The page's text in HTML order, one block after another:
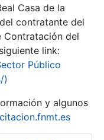
Casa de la
contratante del
Contratación del
link:
Público
)
y algunos